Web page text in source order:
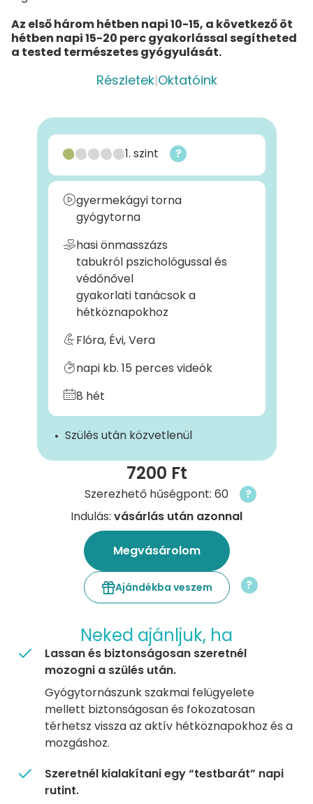
Részletek|Oktatóink
Az első három hétben napi 10-15, a következő öt
hétben napi 15-20 perc gyakorlással segítheted
a tested természetes gyógyulását.
1. szint ?
gyermekágyi torna
gyógytorna
hasi önmasszázs
tabukról pszichológussal és
védőnővel
gyakorlati tanácsok a
hétköznapokhoz
Flóra, Évi, Vera
napi kb. 15 perces videók
8 hét
Szülés után közvetlenül
7200 Ft
Szerezhető hűségpont: 60
?
Indulás: vásárlás után azonnal
Megvásárolom
Ajándékba veszem ?
Neked ajánljuk, ha
Lassan és biztonságosan szeretnél
mozogni a szülés után.
Gyógytornászunk szakmai felügyelete
mellett biztonságosan és fokozatosan
térhetsz vissza az aktív hétköznapokhoz és a
mozgáshoz.
Szeretnél kialakítani egy “testbarát” napi
rutint.